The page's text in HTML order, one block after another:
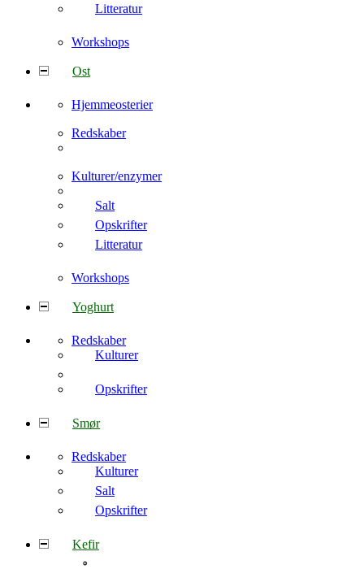
Litteratur
Workshops
Ost
Hjemmeosterier
Redskaber
Kulturer/enzymer
Salt
Opskrifter
Litteratur
Workshops
Yoghurt
Redskaber
Kulturer
Opskrifter
Smør
Redskaber
Kulturer
Salt
Opskrifter
Kefir